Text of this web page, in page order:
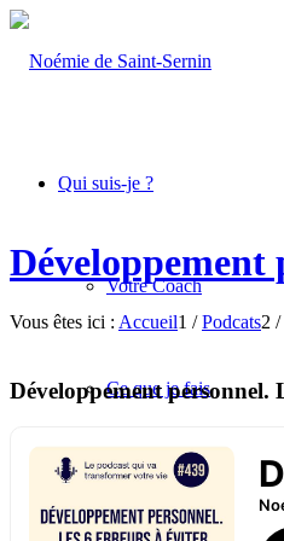
Qui suis-je ?
Votre Coach
Ce que je fais
Développement
Vous êtes ici : Accueil1 / Podcats2 /
Développement personnel.